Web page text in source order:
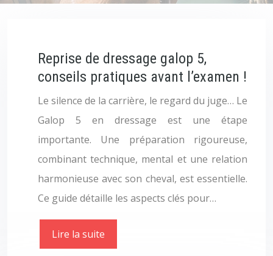
Reprise de dressage galop 5,
conseils pratiques avant l’examen !
Le silence de la carrière, le regard du juge… Le
Galop 5 en dressage est une étape
importante. Une préparation rigoureuse,
combinant technique, mental et une relation
harmonieuse avec son cheval, est essentielle.
Ce guide détaille les aspects clés pour…
Lire la suite